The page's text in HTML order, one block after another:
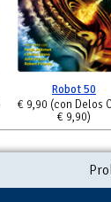
Robot 50
€ 9,90 (con Delos
€ 9,90)